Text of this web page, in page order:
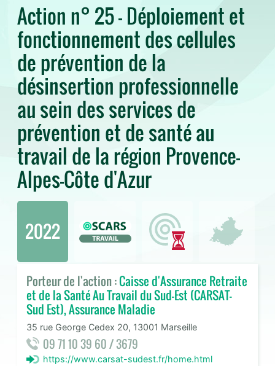
Action n° 25 - Déploiement et
fonctionnement des cellules
de prévention de la
désinsertion professionnelle
au sein des services de
prévention et de santé au
travail de la région Provence-
Alpes-Côte d'Azur
2022
Porteur de l'action :Caisse d'Assurance Retraite
et de la Santé Au Travail du Sud-Est (CARSAT-
Sud Est), Assurance Maladie
35 rue George Cedex 20, 13001 Marseille
09 71 10 39 60 / 3679
https://www.carsat-sudest.fr/home.html